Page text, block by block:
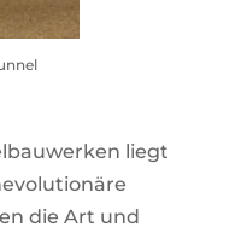
liegt
die Art und